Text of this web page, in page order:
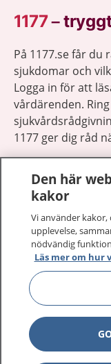
1177–
På 1177.se får
sjukdomar och
Logga in för att
vårdärenden.
1177 ger dig råd
1177 på flera
Om 1177
Kontakt
Behandling av
Den här
kakor
Vi använder
upplevelse,
nödvändig
Läs mer om hur